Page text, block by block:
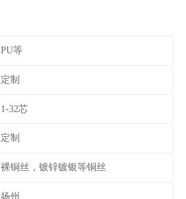
PU等
定制
1-32芯
定制
裸铜丝，镀锌镀银等铜丝
扬州